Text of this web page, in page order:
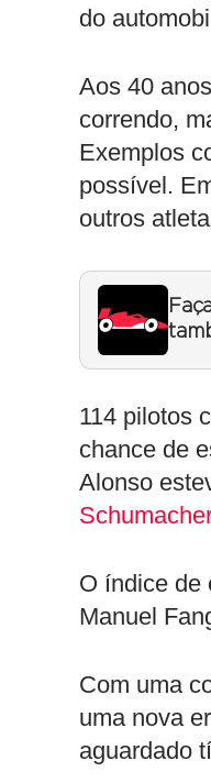
do
Aos 40
correndo,
Exemplos
possível.
outros
114 pilotos
chance de
Alonso
O índice de
Manuel
Com uma
uma nova
aguardado